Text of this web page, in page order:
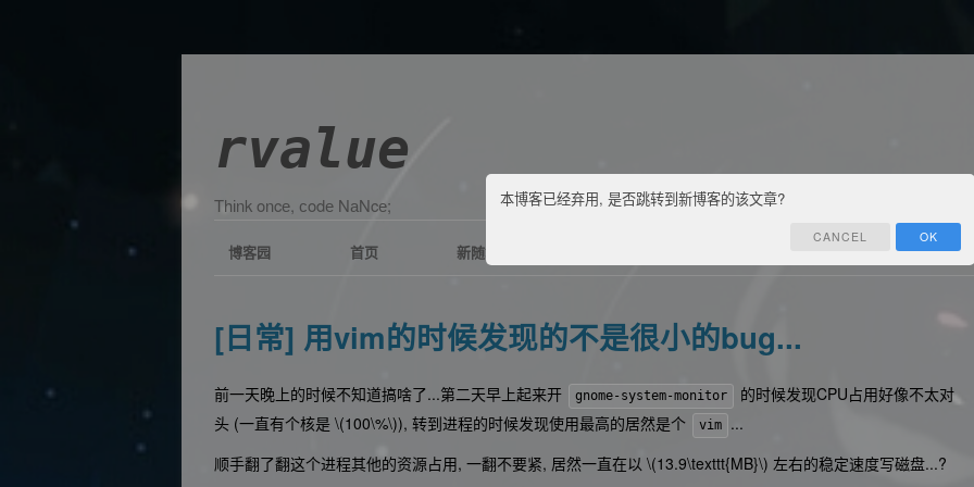
rvalue
Τhіnk οncе, сοdе ΝаΝcе;
博客园 首页 新随笔
[日常] 用vim的时候发现的不是很小的bug...
前一天晚上的时候不知道搞啥了...第二天早上起来开 gnome-system-monitor
的时候发现CPU占用好像不太对
头 (一直有个核是 \(100\%\)), 转到进程的时候发现使用最高的居然是个 vim
...
顺手翻了翻这个进程其他的资源占用, 一翻不要紧, 居然一直在以 \(13.9\texttt{MB}\) 左右的稳定速度写磁盘...?
本博客已经弃用, 是否跳转到新博客的该文章?
OK
CANCEL